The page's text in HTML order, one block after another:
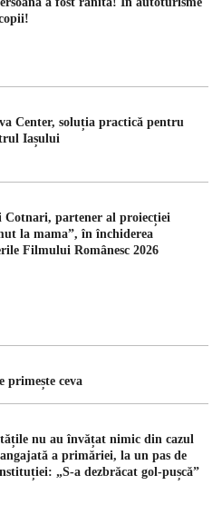
Center, soluția practică pentru
Iașului
Cotnari, partener al proiecției
la mama”, în închiderea
Filmului Românesc 2026
primește ceva
nu au învățat nimic din cazul
a primăriei, la un pas de
„S-a dezbrăcat gol-pușcă”